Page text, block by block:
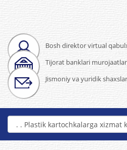
Bosh direktor virtual
Tijorat banklari
Jismoniy va yuridik